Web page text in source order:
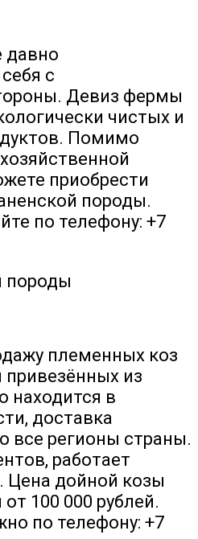
давно
с
Девиз фермы
чистых и
Помимо
приобрести
породы.
по телефону: +7
племенных коз
из
находится в
доставка
все регионы страны.
работает
Цена дойной козы
100 000 рублей.
по телефону: +7